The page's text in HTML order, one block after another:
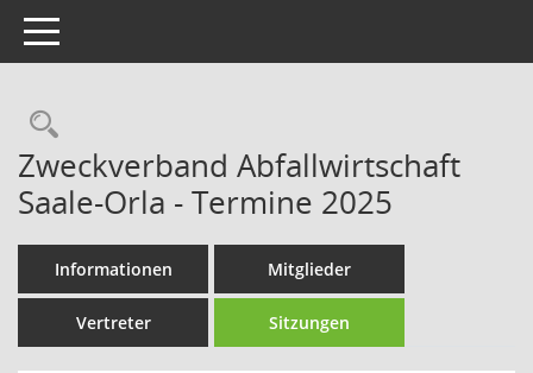
Toggle navigation
Rechercheauswahl
Zweckverband Abfallwirtschaft
Saale-Orla - Termine 2025
Informationen Mitglieder
Vertreter Sitzungen